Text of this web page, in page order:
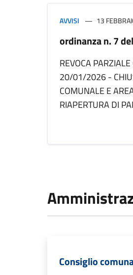
AVVISI 13
ordinanza n. 7
REVOCA
20/01/2026 -
COMUNALE E
RIAPERTURA DI
Consiglio